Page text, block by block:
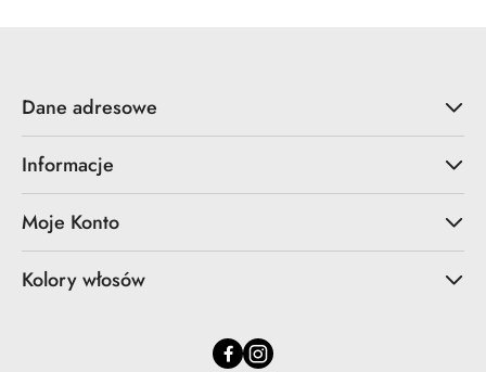
Dane adresowe
Informacje
Moje Konto
Kolory włosów